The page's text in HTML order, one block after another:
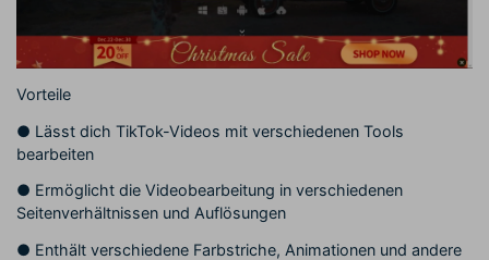
Vorteile
● Lässt dich TikTok-Videos mit verschiedenen Tools
bearbeiten
● Ermöglicht die Videobearbeitung in verschiedenen
Seitenverhältnissen und Auflösungen
● Enthält verschiedene Farbstriche, Animationen und andere